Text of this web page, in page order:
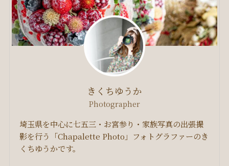
きくちゆうか
Photographer
埼玉県を中心に七五三・お宮参り・家族写真の出張撮
影を行う「Chapalette Photo」フォトグラファーのき
くちゆうかです。